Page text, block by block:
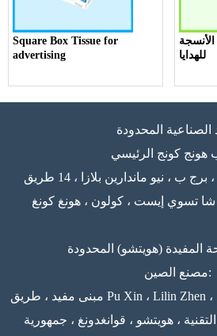
Square Box Tissue for
advertising
للهدايا
الصناعية المحدودة
غرفة 608-610 ، 6 / واو ، برج ب ، نيو ماندارين بلازا ، 14 طريق
تسوي إيست ، كولون ، هونغ كونغ
المفيدة (هويتشو) المحدودة
مصنع الصين:
مبنى مفيد ، طريق Pu Xin ، Lilin Zhen ، منطقة Zhongkai الوطنية
، هويتشو ، قوانغدونغ ، جمهورية